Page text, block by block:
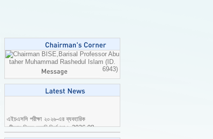
Professor Abu
taher Muhammad Rashedul Islam (ID.
6943)
পরীক্ষার বিষয়ে জরুরি নির্দেশনা।2026-08-
04